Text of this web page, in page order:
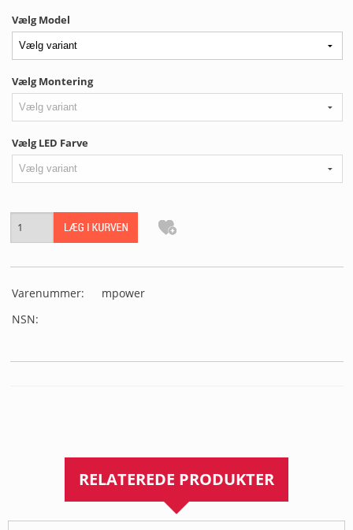
Vælg Model
Vælg Montering
Vælg LED Farve
Varenummer:
mpower
NSN:
RELATEREDE PRODUKTER